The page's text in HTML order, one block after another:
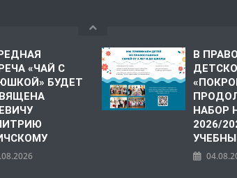
«ЧАЙ С
БУДЕТ
В
НАБОР
2026/